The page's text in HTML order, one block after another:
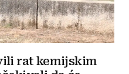
rat kemijskim